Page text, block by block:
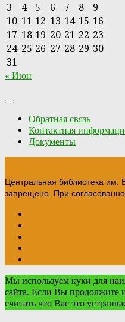
3
4 5 6 7 8
9
10 11 12 13 14 15 16
17 18 19 20 21 22 23
24 25 26 27 28 29 30
31
« Июн
Обратная связь
Контактная
Документы
Центральная библиотека
запрещено. При
Мы используем куки для
сайта. Если Вы продолжите
считать что Вас это